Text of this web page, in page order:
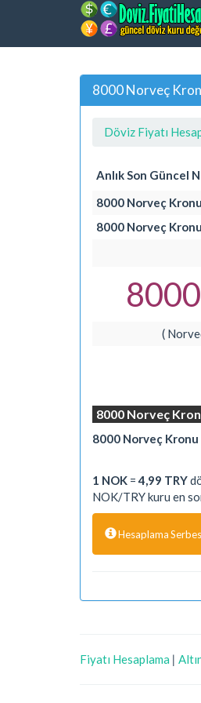
8000 Norveç
Döviz Fiyatı
Anlık Son Güncel
8000 Norveç
8000 Norveç
(
8000 Norveç
8000 Norveç Kronu
1 NOK =4,99 TRY
NOK/TRY kuru en
Hesaplama
Fiyatı Hesaplama |